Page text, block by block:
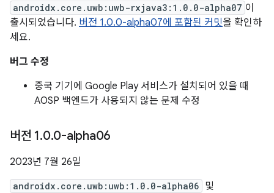
androidx.core.uwb:uwb-rxjava3:1.0.0-alpha07 이
출시되었습니다. 버전 1.0.0-alpha07에 포함된 커밋을 확인하
세요.
버그 수정
중국 기기에 Google Play 서비스가 설치되어 있을 때
AOSP 백엔드가 사용되지 않는 문제 수정
버전 1.0.0-alpha06
2023년 7월 26일
androidx.core.uwb:uwb:1.0.0-alpha06 및